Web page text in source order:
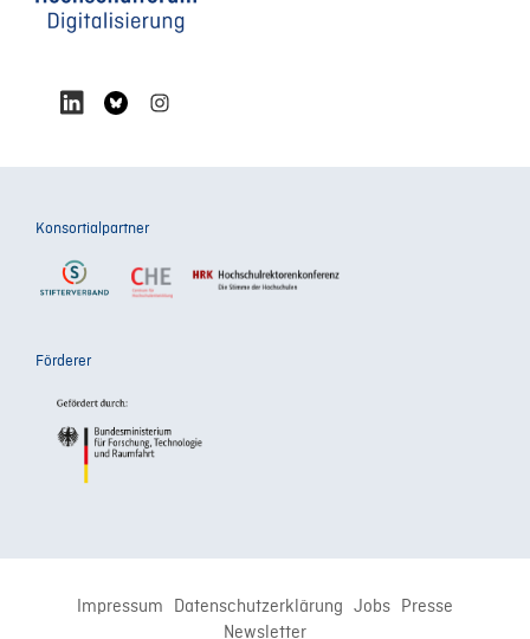
Konsortialpartner
Förderer
Impressum Datenschutzerklärung Jobs Presse
Newsletter